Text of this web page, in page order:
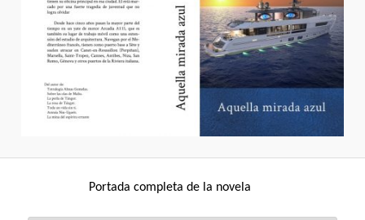
Portada completa de la novela